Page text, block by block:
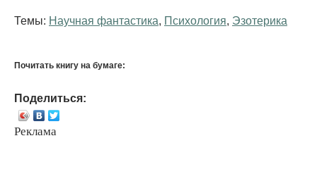
Темы: Научная фантастика Психология Эзотерика
Почитать книгу на бумаге:
Поделиться:
Реклама